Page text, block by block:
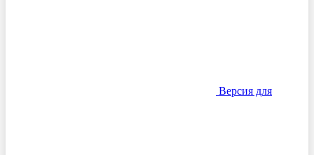
Версия для